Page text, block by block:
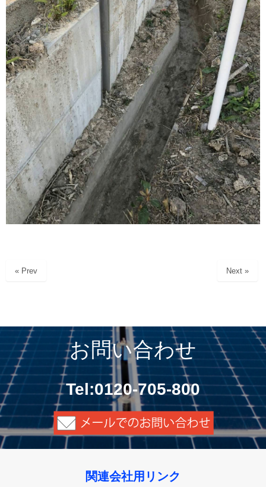
« Prev Next »
お問い合わせ
Tel:0120-705-800
関連会社用リンク